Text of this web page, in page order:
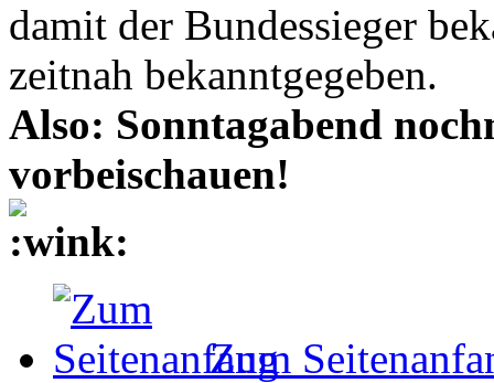
damit der Bundessieger
zeitnah bekanntgegeben.
Also: Sonntagabend
vorbeischauen!
Zum